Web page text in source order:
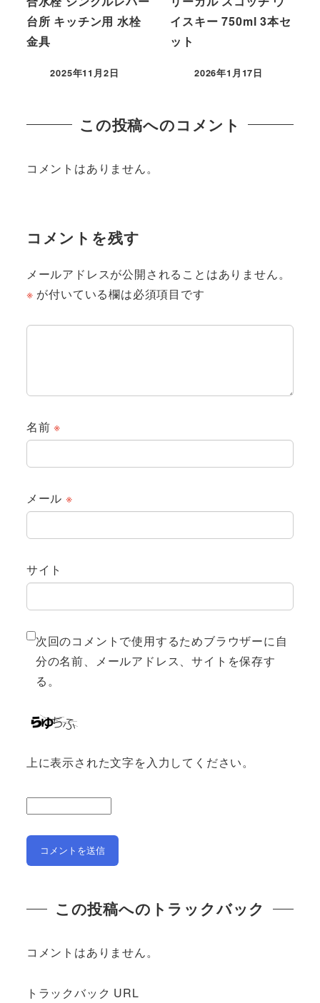
台所 キッチン用 水栓
金具
2025年11月2日
イスキー 750ml 3本セ
ット
2026年1月17日
この投稿へのコメント
コメントはありません。
コメントを残す
メールアドレスが公開されることはありません。
※ が付いている欄は必須項目です
名前※
メール ※
サイト
次回のコメントで使用するためブラウザーに自
分の名前、メールアドレス、サイトを保存す
る。
上に表示された文字を入力してください。
この投稿へのトラックバック
コメントはありません。
トラックバック URL